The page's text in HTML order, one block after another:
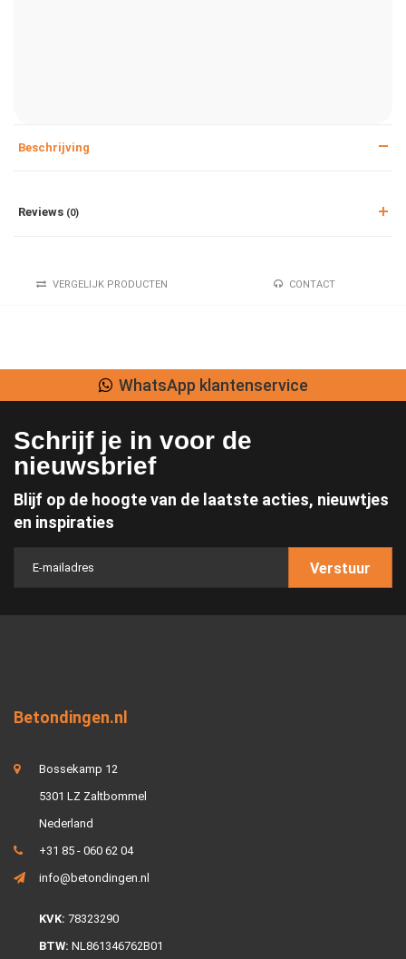
Beschrijving
Reviews (0)
VERGELIJK PRODUCTEN CONTACT
WhatsApp klantenservice
Schrijf je in voor de
nieuwsbrief
Blijf op de hoogte van de laatste acties, nieuwtjes
en inspiraties
Verstuur
Betondingen.nl
Bossekamp 12
5301 LZ Zaltbommel
Nederland
+31 85 - 060 62 04
info@betondingen.nl
KVK: 78323290
BTW: NL861346762B01